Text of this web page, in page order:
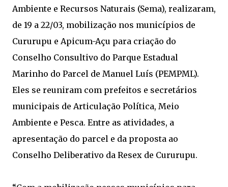
Ambiente e Recursos Naturais (Sema), realizaram,
de 19 a 22/03, mobilização nos municípios de
Cururupu e Apicum-Açu para criação do
Conselho Consultivo do Parque Estadual
Marinho do Parcel de Manuel Luís (PEMPML).
Eles se reuniram com prefeitos e secretários
municipais de Articulação Política, Meio
Ambiente e Pesca. Entre as atividades, a
apresentação do parcel e da proposta ao
Conselho Deliberativo da Resex de Cururupu.